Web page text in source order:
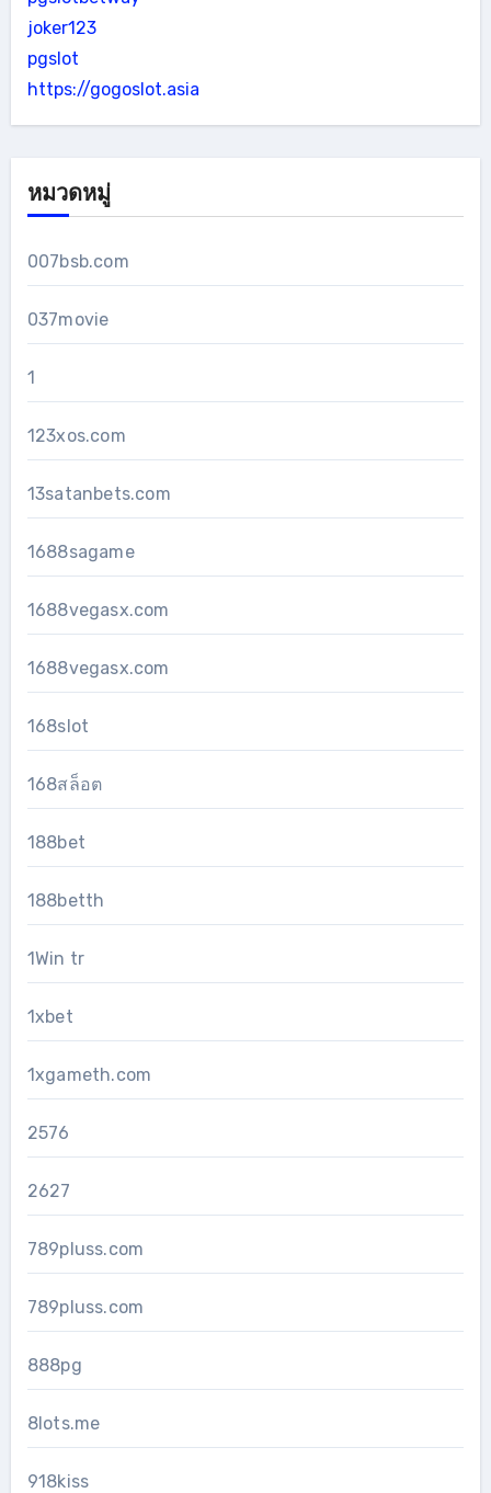
joker123
pgslot
https://gogoslot.asia
หมวดหมู่
007bsb.com
037movie
1
123xos.com
13satanbets.com
1688sagame
1688vegasx.com
1688vegasx.com
168slot
168สล็อต
188bet
188betth
1Win tr
1xbet
1xgameth.com
2576
2627
789pluss.com
789pluss.com
888pg
8lots.me
918kiss